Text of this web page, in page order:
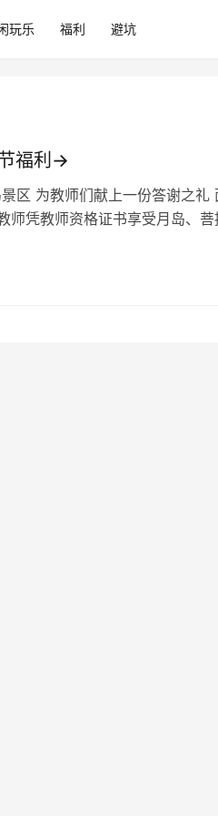
玩乐 福利 避坑
福利→
区 为教师们献上一份答谢之礼
凭教师资格证书享受月岛、菩